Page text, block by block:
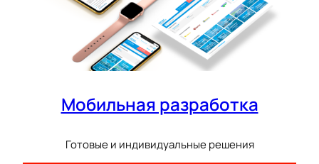
Мобильная разработка
Готовые и индивидуальные решения